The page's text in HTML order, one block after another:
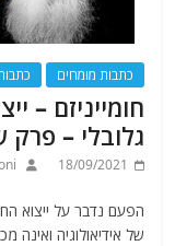
כתבות מומחים
חומייניזם –
גלובלי –
18/09/2021
הפעם נדבר על ייצוא
של אידיאולוגיה ואינה